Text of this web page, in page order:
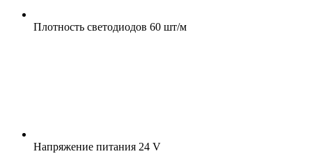
Плотность светодиодов 60 шт/м
Напряжение питания 24 V